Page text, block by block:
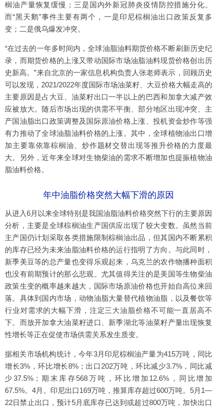
榈油产量恢复缓慢；三是国内外新冠肺炎疫情防控措施分化。
而“黑天鹅”事件主要有两个，一是印尼棕榈油出口政策反复多
变；二是俄乌爆发冲突。
“在过去的一年多时间内，全球油脂油料期货价格不断刷新历史纪
录，而期货价格的上涨又带动国际市场油脂油料现货价格创出历
史新高。”来自北京的一家信息机构负责人张老师表示，回顾历史
可以发现，2021/2022年度国际市场油菜籽、大豆价格大幅走高的
主要原因是占大豆、油菜籽出口一半以上的巴西和加拿大减产效
应被放大。随后市场出现的供需不平衡、部分地区出现冲突、主
产国油脂出口政策调整及国际原油价格上涨、投机资金炒作等强
有力推动了全球油脂油料价格的上涨。其中，全球植物油出口增
加主要靠依靠棕榈油、炒作题材交替出现等推升价格的力度最
大。另外，近年来全球对生物柴油的需求不断增加也提振植物油
脂油料价格。
年中油脂价格突然大幅下滑的原因
从进入6月以来全球特别是我国油脂油料价格突然下行的主要原因
分析，主要是全球棕榈油生产国供应出现了较大变数。虽然当前
主产国仍计划采取各类措施限制棕榈油出品，但其国内不断累积
的库存已经为未来油脂油料价格的运行指明了方向。与此同时，
新季美豆等的总产量也变得乐观起来，乌克兰的农作物播种面积
也没有前期预计的那么悲观。尤其值得关注的是美国等生物柴油
政策生变的概率越来越大，国际市场原油价格也开始自高位来回
落。具体到国内市场，动物油脂大量替代植物油脂，以及餐饮等
行业对需求的大幅下滑，注定三大油脂价格不可能一直居高不
下。而放开加拿大油菜籽进口、新季湖北等油菜籽产量出现恢复
性增长等正在促使市场供需关系发生质变。
据相关市场机构统计，今年3月印尼棕榈油产量为415万吨，同比
增长3%，环比增长8%；出口202万吨，环比减少3.7%，同比减
少37.5%；期末库存568万吨，环比增加12.6%，同比增加
67.5%。4月。印尼出口169万吨，推算库存超过600万吨。5月1—
22日禁止出口，预计5月底库存已达到或超过800万吨，加快出口